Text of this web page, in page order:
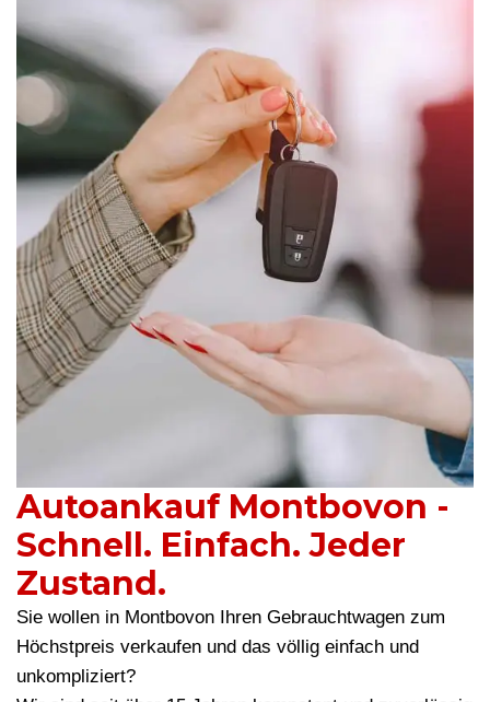
Autoankauf Montbovon -
Schnell. Einfach. Jeder
Zustand.
Sie wollen in Montbovon Ihren Gebrauchtwagen zum
Höchstpreis verkaufen und das völlig einfach und
unkompliziert?